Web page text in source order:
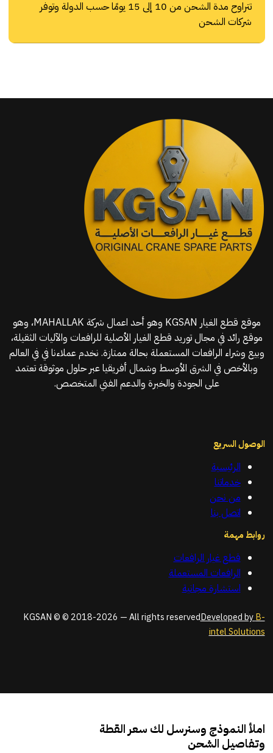
تتراوح مدة الشحن من 10 إلى 15 يومًا حسب الدولة وتوفر
شركات الشحن
موقع قطع الغيار KGSAN وهو أحد اعمال شركة MAHALLAK، وهو
موقع رائد في مجال توريد قطع الغيار الأصلية للرافعات والآليات الثقيلة،
وبيع وشراء الرافعات المستعملة بحالة ممتازة. نخدم عملاءنا في في العالم
وبالأخص في الشرق الأوسط وشمال أفريقيا عبر حلول موثوقة تعتمد
على الجودة والخبرة والدعم الفني المتخصص.
الوصول السريع
الرئيسية
خدماتنا
من نحن
اتصل بنا
روابط مهمة
قطع غيار الرافعات
الرافعات المستعملة
استشارة مجانية
KGSAN © © 2018-2026 — All rights reservedDeveloped byB-
intel Solutions
املأ النموذج وسنرسل لك سعر القطة
وتفاصيل الشحن